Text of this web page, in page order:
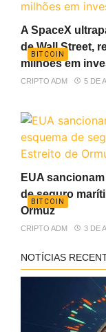
BITCOIN
A SpaceX
de Wall Street,
milhões em
CRIPTO ADM 5 DE
BITCOIN
EUA
de seguro
Ormuz
CRIPTO ADM 3 DE
NOTÍCIAS